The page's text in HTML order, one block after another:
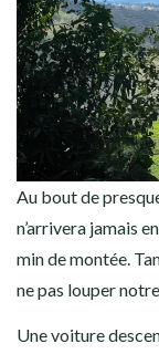
Au bout de
n’arrivera jamais
min de montée.
ne pas louper
Une voiture